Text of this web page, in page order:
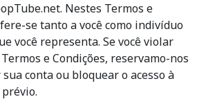
Nestes Termos e
se tanto a você como indivíduo
você representa. Se você violar
e Condições, reservamo-nos
conta ou bloquear o acesso à